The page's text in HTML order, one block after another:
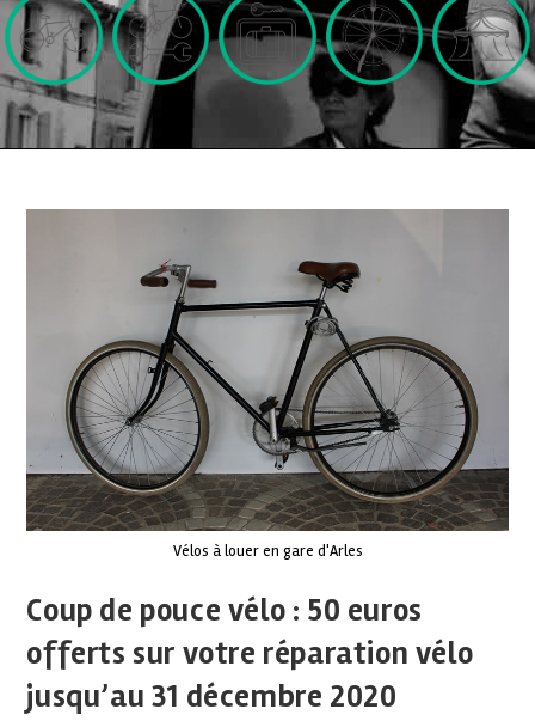
Vélos à louer en gare d'Arles
Coup de pouce vélo : 50 euros
offerts sur votre réparation vélo
jusqu’au 31 décembre 2020